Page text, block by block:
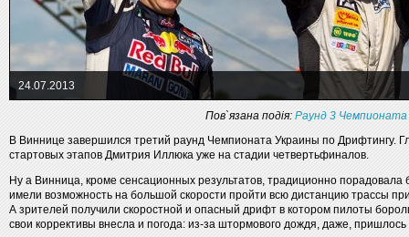
24.07.2013
Пов`язана подія: Раунд 3
В Виннице завершился третий раунд Чемпионата Украины по Дрифтингу.
стартовых этапов Дмитрия Иллюка уже на стадии четвертьфиналов.
Ну а Винница, кроме сенсационных результатов, традиционно
имели возможность на большой скорости пройти всю дистанцию трассы
А зрителей получили скоростной и опасный дрифт в котором пилоты
свои коррективы внесла и погода: из-за штормового дождя, даже,